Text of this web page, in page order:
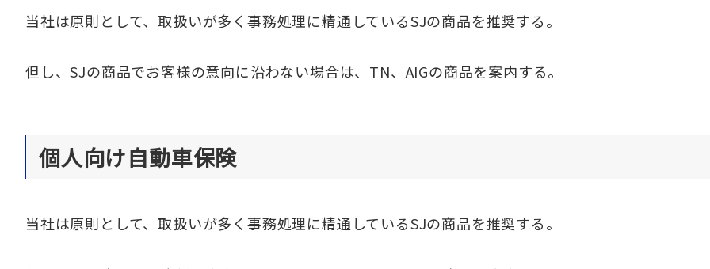
当社は原則として、取扱いが多く事務処理に精通しているSJの商品を推奨する。
但し、SJの商品でお客様の意向に沿わない場合は、TN、AIGの商品を案内する。
個人向け自動車保険
当社は原則として、取扱いが多く事務処理に精通しているSJの商品を推奨する。